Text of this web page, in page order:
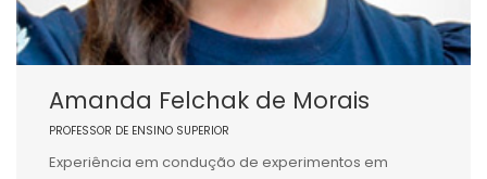
Amanda Felchak de Morais
PROFESSOR DE ENSINO SUPERIOR
Experiência em condução de experimentos em